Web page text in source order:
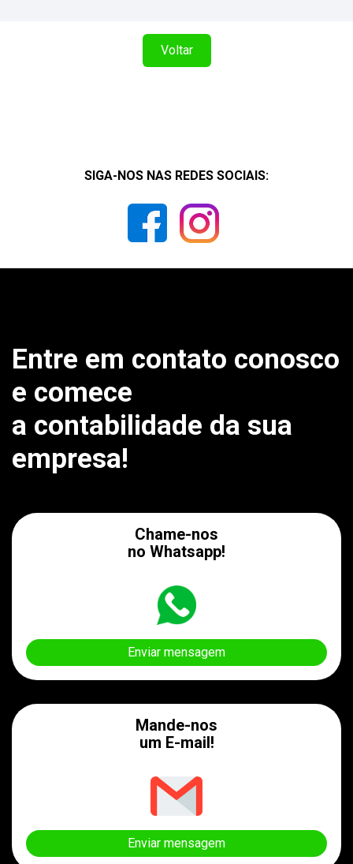
Voltar
SIGA-NOS NAS REDES SOCIAIS:
Entre em contato conosco
e comece
a contabilidade da sua
empresa!
Chame-nos
no Whatsapp!
Enviar mensagem
Mande-nos
um E-mail!
Enviar mensagem